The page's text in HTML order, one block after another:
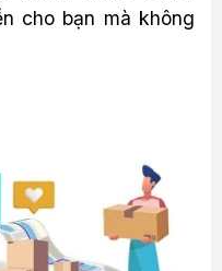
cho bạn mà không